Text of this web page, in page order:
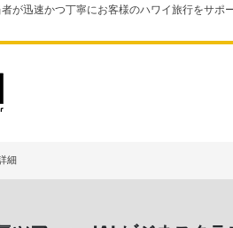
が迅速かつ丁寧にお客様のハワイ旅行をサポ
細